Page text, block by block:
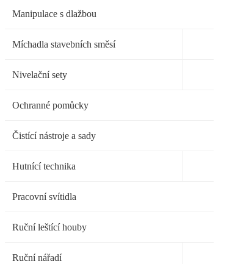
Manipulace s dlažbou
Míchadla stavebních směsí
Nivelační sety
Ochranné pomůcky
Čistící nástroje a sady
Hutnící technika
Pracovní svítidla
Ruční leštící houby
Ruční nářadí